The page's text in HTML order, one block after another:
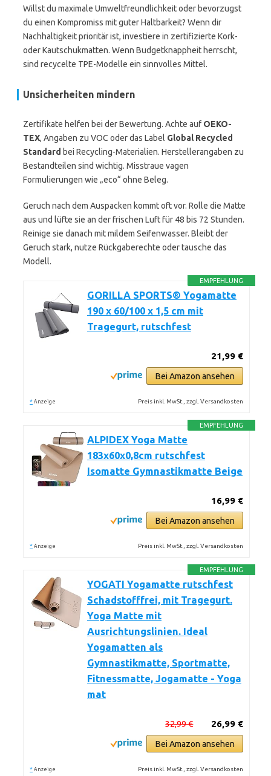
Willst du maximale Umweltfreundlichkeit oder bevorzugst
du einen Kompromiss mit guter Haltbarkeit? Wenn dir
Nachhaltigkeit prioritär ist, investiere in zertifizierte Kork-
oder Kautschukmatten. Wenn Budgetknappheit herrscht,
sind recycelte TPE-Modelle ein sinnvolles Mittel.
Unsicherheiten mindern
Zertifikate helfen bei der Bewertung. Achte auf OEKO-
TEX, Angaben zu VOC oder das Label Global Recycled
Standard bei Recycling-Materialien. Herstellerangaben zu
Bestandteilen sind wichtig. Misstraue vagen
Formulierungen wie „eco“ ohne Beleg.
Geruch nach dem Auspacken kommt oft vor. Rolle die Matte
aus und lüfte sie an der frischen Luft für 48 bis 72 Stunden.
Reinige sie danach mit mildem Seifenwasser. Bleibt der
Geruch stark, nutze Rückgaberechte oder tausche das
Modell.
EMPFEHLUNG
GORILLA SPORTS® Yogamatte
190 x 60/100 x 1,5 cm mit
Tragegurt, rutschfest
21,99 €
Bei Amazon ansehen
* Anzeige Preis inkl. MwSt., zzgl. Versandkosten
EMPFEHLUNG
ALPIDEX Yoga Matte
183x60x0,8cm rutschfest
Isomatte Gymnastikmatte Beige
16,99 €
Bei Amazon ansehen
* Anzeige Preis inkl. MwSt., zzgl. Versandkosten
EMPFEHLUNG
YOGATI Yogamatte rutschfest
Schadstofffrei, mit Tragegurt.
Yoga Matte mit
Ausrichtungslinien. Ideal
Yogamatten als
Gymnastikmatte, Sportmatte,
Fitnessmatte, Jogamatte - Yoga
mat
26,99 €
32,99 €
Bei Amazon ansehen
* Anzeige Preis inkl. MwSt., zzgl. Versandkosten